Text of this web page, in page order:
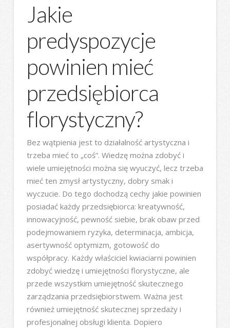
Jakie
predyspozycje
powinien mieć
przedsiębiorca
florystyczny?
Bez wątpienia jest to działalność artystyczna i
trzeba mieć to „coś”. Wiedzę można zdobyć i
wiele umiejętności można się wyuczyć, lecz trzeba
mieć ten zmysł artystyczny, dobry smak i
wyczucie. Do tego dochodzą cechy jakie powinien
posiadać każdy przedsiębiorca: kreatywność,
innowacyjność, pewność siebie, brak obaw przed
podejmowaniem ryzyka, determinacja, ambicja,
asertywność optymizm, gotowość do
współpracy. Każdy właściciel kwiaciarni powinien
zdobyć wiedzę i umiejętności florystyczne, ale
przede wszystkim umiejętność skutecznego
zarządzania przedsiębiorstwem. Ważna jest
również umiejętność skutecznej sprzedaży i
profesjonalnej obsługi klienta. Dopiero